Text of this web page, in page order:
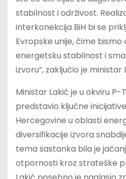
stabilnost i održivost.
interkonekcija BiH bi se
Evropske unije, čime
energetsku stabilnost i
izvoru“, zaključio je ministar
Ministar Lakić je u okviru P-
predstavio ključne
Hercegovine u oblasti
diversifikacije izvora
tema sastanka bila je
otpornosti kroz strateške